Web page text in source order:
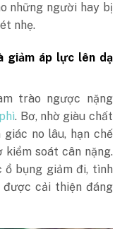
những người hay bị
nhẹ.
giảm áp lực lên dạ
trào ngược nặng
. Bơ, nhờ giàu chất
no lâu, hạn chế
soát cân nặng.
ổ bụng giảm đi, tình
cải thiện đáng